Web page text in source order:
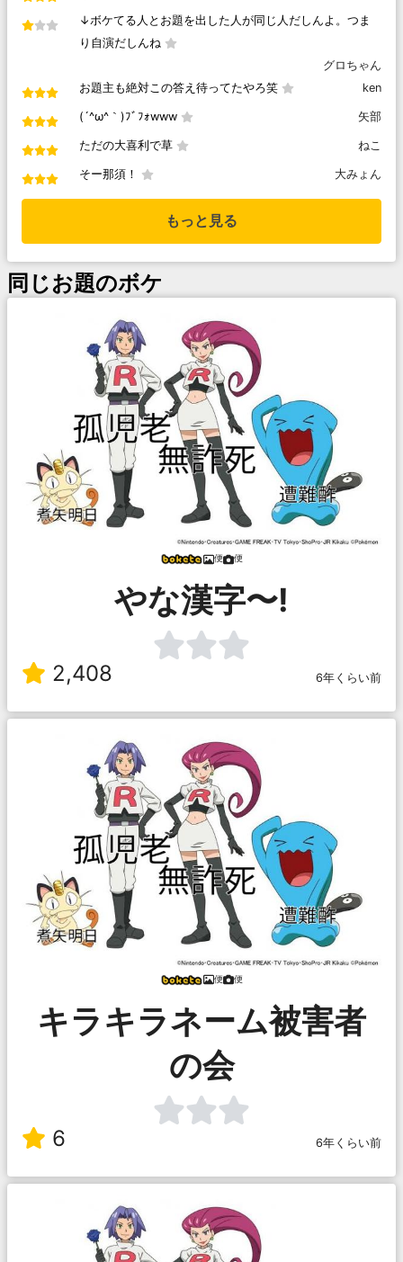
↓ボケてる人とお題を出した人が同じ人だしんよ。つま
り自演だしんね
グロちゃん
お題主も絶対この答え待ってたやろ笑
ken
(´^ω^｀)ﾌﾞﾌｫwww 矢部
ただの大喜利で草 ねこ
そー那須！ 大みょん
もっと見る
同じお題のボケ
便 便
やな漢字〜!
2,408 6年くらい前
便 便
キラキラネーム被害者
の会
6 6年くらい前